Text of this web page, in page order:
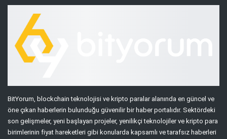
BitYorum, blockchain teknolojisi ve kripto paralar alanında en güncel ve
öne çıkan haberlerin bulunduğu güvenilir bir haber portalıdır. Sektördeki
son gelişmeler, yeni başlayan projeler, yenilikçi teknolojiler ve kripto para
birimlerinin fiyat hareketleri gibi konularda kapsamlı ve tarafsız haberleri